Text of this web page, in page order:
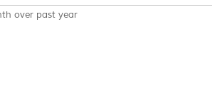
over past year